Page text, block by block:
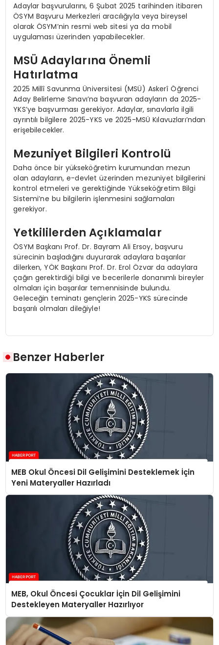
Adaylar başvurularını, 6 Şubat 2025 tarihinden itibaren
ÖSYM Başvuru Merkezleri aracılığıyla veya bireysel
olarak ÖSYM’nin resmi web sitesi ya da mobil
uygulaması üzerinden yapabilecekler.
MSÜ Adaylarına Önemli
Hatırlatma
2025 Millî Savunma Üniversitesi (MSÜ) Askerî Öğrenci
Aday Belirleme Sınavı’na başvuran adayların da 2025-
YKS’ye başvurması gerekiyor. Adaylar, sınavlarla ilgili
ayrıntılı bilgilere 2025-YKS ve 2025-MSÜ Kılavuzları’ndan
erişebilecekler.
Mezuniyet Bilgileri Kontrolü
Daha önce bir yükseköğretim kurumundan mezun
olan adayların, e-devlet üzerinden mezuniyet bilgilerini
kontrol etmeleri ve gerektiğinde Yükseköğretim Bilgi
Sistemi’ne bu bilgilerin işlenmesini sağlamaları
gerekiyor.
Yetkililerden Açıklamalar
ÖSYM Başkanı Prof. Dr. Bayram Ali Ersoy, başvuru
sürecinin başladığını duyurarak adaylara başarılar
dilerken, YÖK Başkanı Prof. Dr. Erol Özvar da adaylara
çağın gerektirdiği bilgi ve becerilerle donanımlı bireyler
olmaları için başarılar temennisinde bulundu.
Geleceğin teminatı gençlerin 2025-YKS sürecinde
başarılı olmaları dileğiyle!
Benzer Haberler
MEB Okul Öncesi Dil Gelişimini Desteklemek İçin
Yeni Materyaller Hazırladı
MEB, Okul Öncesi Çocuklar İçin Dil Gelişimini
Destekleyen Materyaller Hazırlıyor